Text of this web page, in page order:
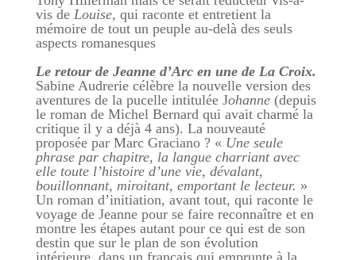
vis de Louise, qui raconte et entretient la
mémoire de tout un peuple au-delà des seuls
aspects romanesques
Le retour de Jeanne d’Arc en une de La Croix.
Sabine Audrerie célèbre la nouvelle version des
aventures de la pucelle intitulée Johanne (depuis
le roman de Michel Bernard qui avait charmé la
critique il y a déjà 4 ans). La nouveauté
proposée par Marc Graciano ? « Une seule
phrase par chapitre, la langue charriant avec
elle toute l’histoire d’une vie, dévalant,
bouillonnant, miroitant, emportant le lecteur. »
Un roman d’initiation, avant tout, qui raconte le
voyage de Jeanne pour se faire reconnaître et en
montre les étapes autant pour ce qui est de son
destin que sur le plan de son évolution